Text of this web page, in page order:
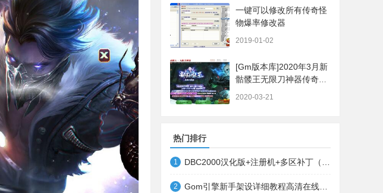
一键可以修改所有传奇怪
物爆率修改器
2019-01-02
[Gm版本库]2020年3月新
骷髅王无限刀神器传奇版
2020-03-21
热门排行
1
2